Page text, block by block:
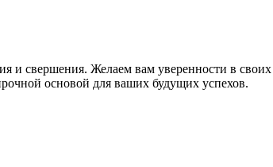
и свершения. Желаем вам уверенности в
основой для ваших будущих успехов.